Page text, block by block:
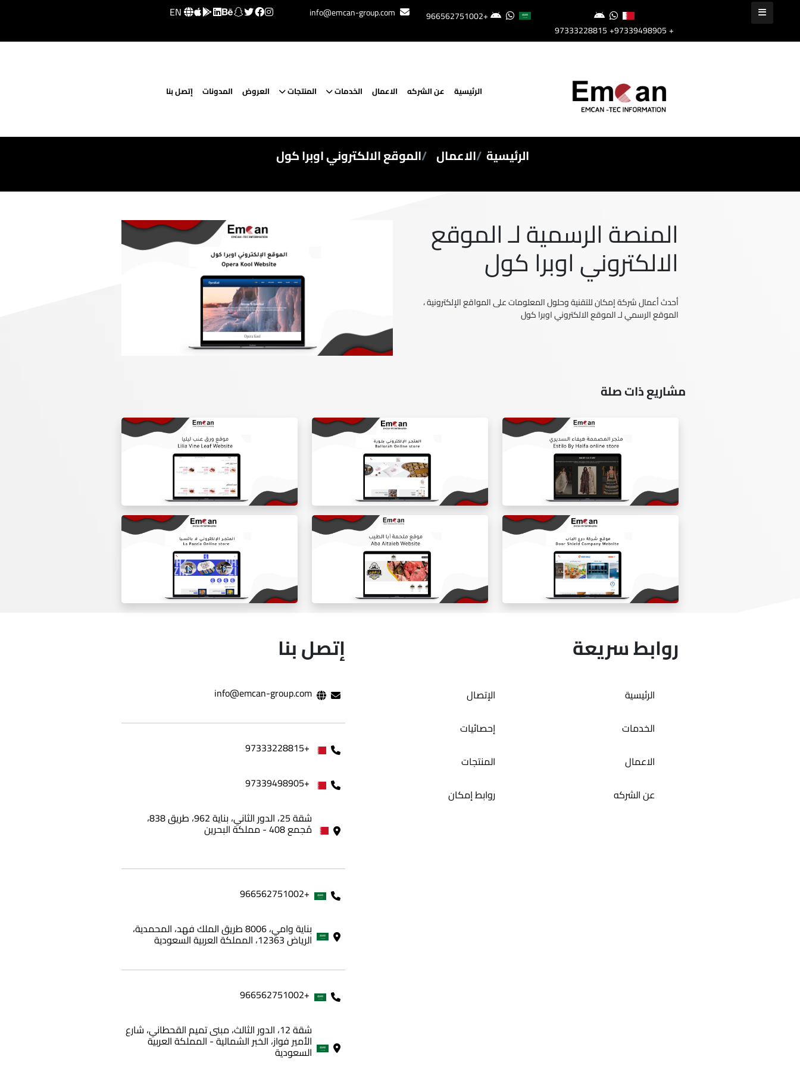
+97333228815
+97339498905
+966562751002
info@emcan-group.com
الرئيسية عن الشركه الاعمال الخدمات المنتجات العروض المدونات إتصل بنا
الرئيسية الاعمال الموقع الالكتروني اوبرا كول
المنصة الرسمية لـ الموقع
الالكتروني اوبرا كول
أحدث أعمال شركة إمكان للتقنية وحلول المعلومات على المواقع الإلكترونية ،
الموقع الرسمي لـ الموقع الالكتروني اوبرا كول
مشاريع ذات صلة
متجر المصممه هيفاء السديري المتجر الالكتروني بلوره موقع ورق عنب ليلي
موقع شركه درع الباب المتجر الاكتروني لا باتسيا
روابط سريعة
الرئيسية
الخدمات
الاعمال
عن الشركه
الإتصال
إحصائيات
المنتجات
روابط إمكان
إتصل بنا
info@emcan-group.com
+97333228815
+97339498905
شقة 25، الدور الثاني، بناية 962، طريق 838،
مُجمع 408 - مملكة البحرين
+966562751002
بناية وامي، 8006 طريق الملك فهد، المحمدية،
الرياض 12363، المملكة العربية السعودية
+966562751002
شقة 12، الدور الثالث، مبنى تميم القحطاني، شارع
الأمير فواز، الخبر الشمالية - المملكة العربية
السعودية